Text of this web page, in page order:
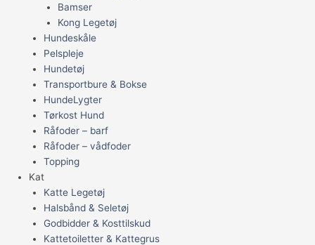
Bamser
Kong Legetøj
Hundeskåle
Pelspleje
Hundetøj
Transportbure & Bokse
HundeLygter
Tørkost Hund
Råfoder – barf
Råfoder – vådfoder
Topping
Kat
Katte Legetøj
Halsbånd & Seletøj
Godbidder & Kosttilskud
Kattetoiletter & Kattegrus